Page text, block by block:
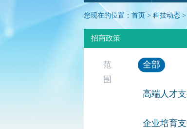
您现在的位置： 首页 > 科技动态 >
招商政策
范
围
全部
高端人才
企业培育